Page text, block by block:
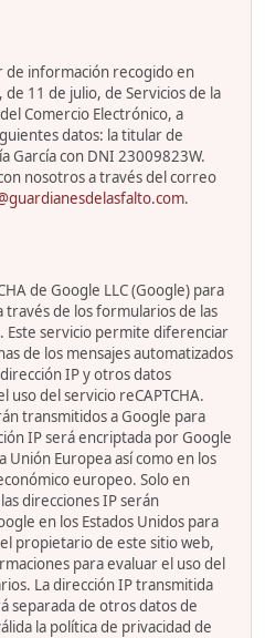
de información recogido en
11 de julio, de Servicios de la
Comercio Electrónico, a
datos: la titular de
García con DNI 23009823W.
nosotros a través del correo
.
de Google LLC (Google) para
de los formularios de las
Este servicio permite diferenciar
de los mensajes automatizados
IP y otros datos
del servicio reCAPTCHA.
transmitidos a Google para
IP será encriptada por Google
Unión Europea así como en los
europeo. Solo en
direcciones IP serán
en los Estados Unidos para
propietario de este sitio web,
para evaluar el uso del
La dirección IP transmitida
separada de otros datos de
la política de privacidad de